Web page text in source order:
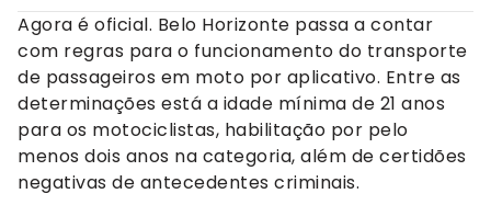
Agora é oficial. Belo Horizonte passa a contar
com regras para o funcionamento do transporte
de passageiros em moto por aplicativo. Entre as
determinações está a idade mínima de 21 anos
para os motociclistas, habilitação por pelo
menos dois anos na categoria, além de certidões
negativas de antecedentes criminais.